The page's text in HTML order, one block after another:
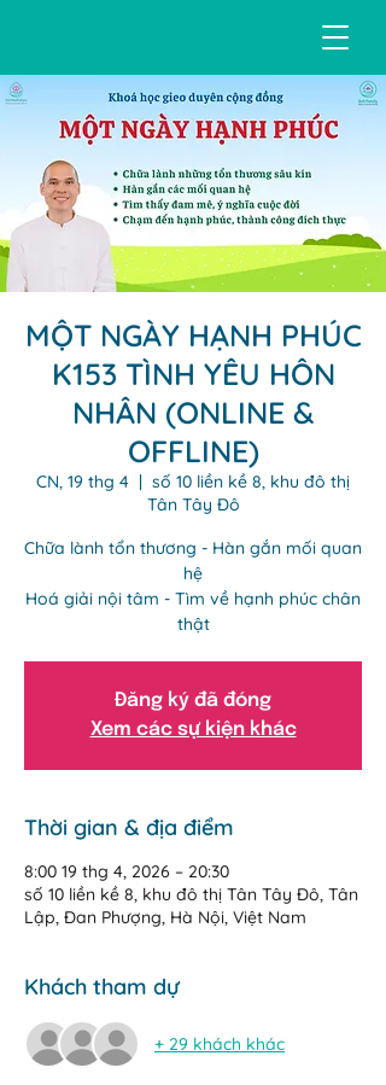
MỘT NGÀY HẠNH PHÚC
K153 TÌNH YÊU HÔN
NHÂN (ONLINE &
OFFLINE)
CN, 19 thg 4
  |
số 10 liền kề 8, khu đô thị
Tân Tây Đô
Chữa lành tổn thương - Hàn gắn mối quan
hệ
Hoá giải nội tâm - Tìm về hạnh phúc chân
thật
Đăng ký đã đóng
Xem các sự kiện khác
Thời gian & địa điểm
8:00 19 thg 4, 2026 – 20:30
số 10 liền kề 8, khu đô thị Tân Tây Đô, Tân
Lập, Đan Phượng, Hà Nội, Việt Nam
Khách tham dự
+ 29 khách khác